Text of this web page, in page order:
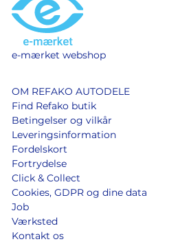
e-mærket webshop
OM REFAKO AUTODELE
Find Refako butik
Betingelser og vilkår
Leveringsinformation
Fordelskort
Fortrydelse
Click & Collect
Cookies, GDPR og dine data
Job
Værksted
Kontakt os